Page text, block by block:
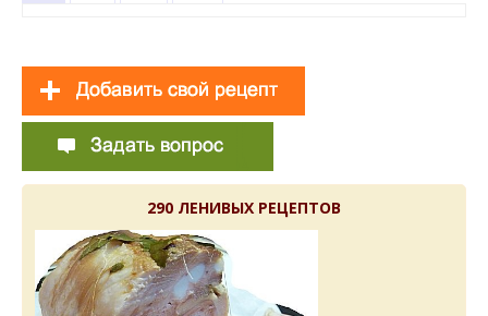
290 ЛЕНИВЫХ РЕЦЕПТОВ